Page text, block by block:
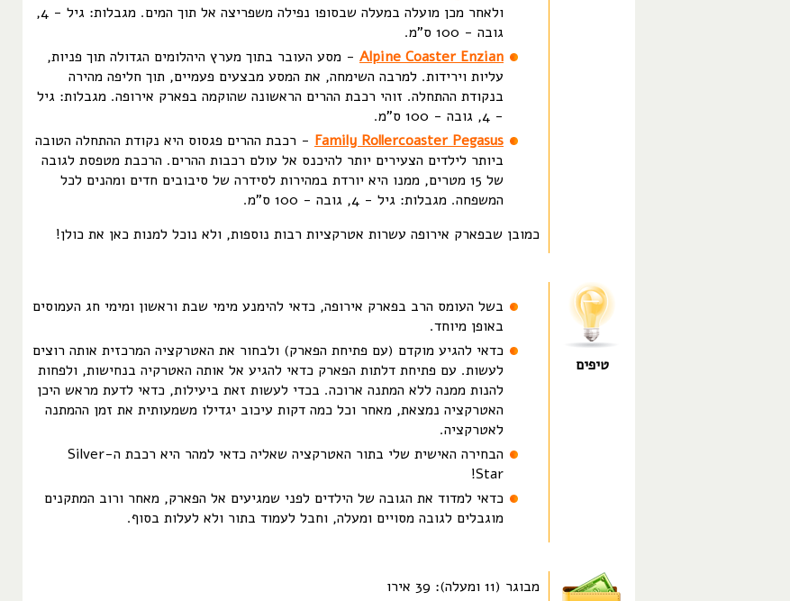
ולאחר מכן מועלה במעלה שבסופו נפילה משפריצה אל תוך המים. מגבלות: גיל - 4,
גובה - 100 ס"מ.
Alpine Coaster Enzian - מסע העובר בתוך מערץ היהלומים הגדולה תוך פניות,
עליות וירידות. למרבה השימחה, את המסע מבצעים פעמיים, תוך חליפה מהירה
בנקודת ההתחלה. זוהי רכבת ההרים הראשונה שהוקמה בפארק אירופה. מגבלות: גיל
- 4, גובה - 100 ס"מ.
Family Rollercoaster Pegasus - רכבת ההרים פגסוס היא נקודת ההתחלה הטובה
ביותר לילדים הצעירים יותר להיכנס אל עולם רכבות ההרים. הרכבת מטפסת לגובה
של 15 מטרים, ממנו היא יורדת במהירות לסידרה של סיבובים חדים ומהנים לכל
המשפחה. מגבלות: גיל - 4, גובה - 100 ס"מ.
כמובן שבפארק אירופה עשרות אטרקציות רבות נוספות, ולא נוכל למנות כאן את כולן!
טיפים
בשל העומס הרב בפארק אירופה, כדאי להימנע מימי שבת וראשון ומימי חג העמוסים
באופן מיוחד.
כדאי להגיע מוקדם (עם פתיחת הפארק) ולבחור את האטרקציה המרכזית אותה רוצים
לעשות. עם פתיחת דלתות הפארק כדאי להגיע אל אותה האטרקיה בנחישות, ולפחות
להנות ממנה ללא המתנה ארוכה. בכדי לעשות זאת ביעילות, כדאי לדעת מראש היכן
האטרקציה נמצאת, מאחר וכל כמה דקות עיכוב יגדילו משמעותית את זמן ההמתנה
לאטרקציה.
הבחירה האישית שלי בתור האטרקציה שאליה כדאי למהר היא רכבת ה-Silver
Star!
כדאי למדוד את הגובה של הילדים לפני שמגיעים אל הפארק, מאחר ורוב המתקנים
מוגבלים לגובה מסויים ומעלה, וחבל לעמוד בתור ולא לעלות בסוף.
מבוגר (11 ומעלה): 39 אירו